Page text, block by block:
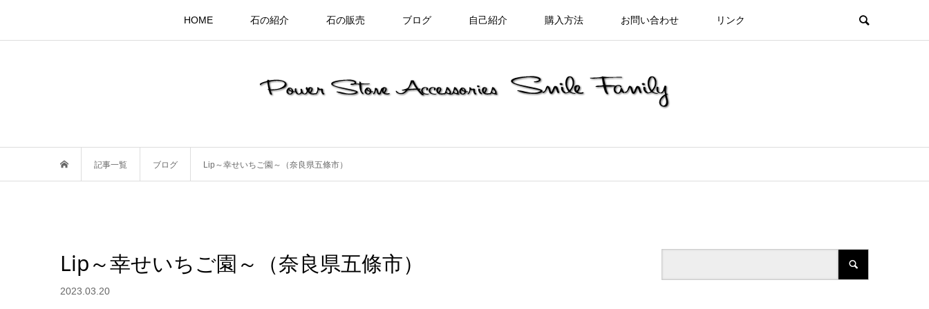
HOME 石の紹介 石の販売 ブログ 自己紹介 購入方法 お問い合わせ リンク
記事一覧 ブログ Lip～幸せいちご園～（奈良県五條市）
Lip～幸せいちご園～（奈良県五條市）
2023.03.20